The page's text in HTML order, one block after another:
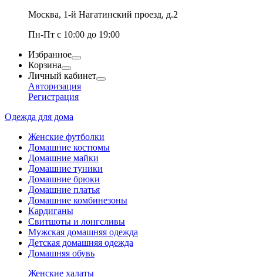
Москва, 1-й Нагатинский проезд, д.2
Пн-Пт с 10:00 до 19:00
Избранное
Корзина
Личный кабинет
Авторизация
Регистрация
Одежда для дома
Женские футболки
Домашние костюмы
Домашние майки
Домашние туники
Домашние брюки
Домашние платья
Домашние комбинезоны
Кардиганы
Свитшоты и лонгсливы
Мужская домашняя одежда
Детская домашняя одежда
Домашняя обувь
Женские халаты